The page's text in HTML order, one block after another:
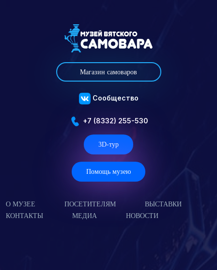
Магазин самоваров
Сообщество
+7 (8332) 255-530
3D-тур
Помощь музею
О МУЗЕЕ ПОСЕТИТЕЛЯМ
ВЫСТАВКИ
КОНТАКТЫ
МЕДИА НОВОСТИ